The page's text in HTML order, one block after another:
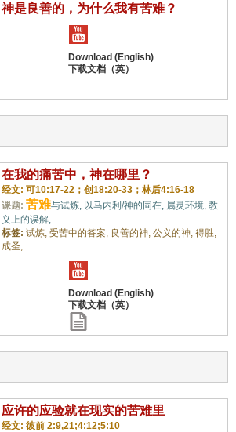
神是良善的，为什么我有苦难？
在我的痛苦中，神在哪里？
经文: 可10:17-22；创18:20-33；林后4:16-18
课题: 苦难与试炼, 以马内利/神的同在, 属灵环境, 教
义上的误解,
标签: 试炼, 受苦中的答案, 良善的神, 公义的神, 得胜,
成圣,
应许的应验就在现实的苦难里
经文: 彼前 2:9,21;4:12;5:10